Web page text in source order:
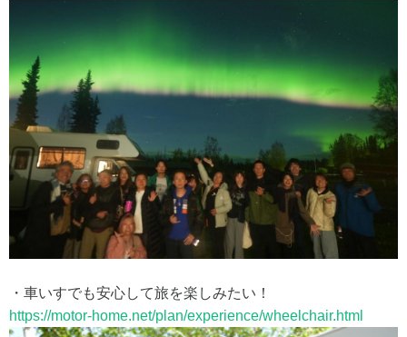
・車いすでも安心して旅を楽しみたい！
https://motor-home.net/plan/experience/wheelchair.html